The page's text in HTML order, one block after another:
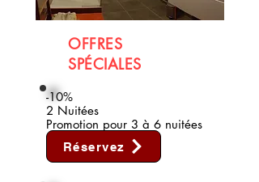
OFFRES
SPÉCIALES
-10%
2 Nuitées
Promotion pour 3 à 6 nuitées
Réservez